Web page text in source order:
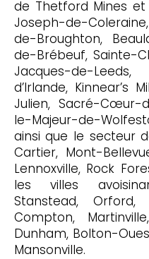
de Thetford Mines et
Joseph-de-
de-Broughton,
de-Brébeuf, Sainte-
Jacques-de-
d’Irlande, Kinnear’s
Julien, Sacré-Cœur-
le-Majeur-de-
ainsi que le secteur
Cartier, Mont-
Lennoxville, Rock
les villes
Stanstead, Orford,
Compton,
Dunham, Bolton-
Mansonville.